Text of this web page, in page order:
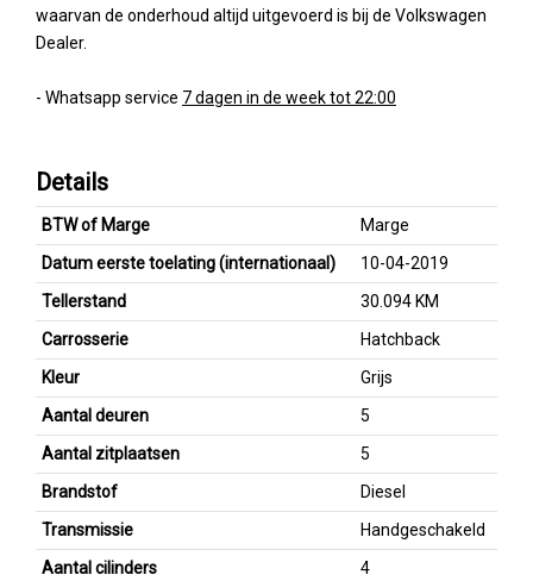
waarvan de onderhoud altijd uitgevoerd is bij de Volkswagen
Dealer.
- Whatsapp service 7 dagen in de week tot 22:00
Details
BTW of Marge
Marge
Datum eerste toelating (internationaal)
10-04-2019
Tellerstand
30.094 KM
Carrosserie
Hatchback
Kleur
Grijs
Aantal deuren
5
Aantal zitplaatsen
5
Brandstof
Diesel
Transmissie
Handgeschakeld
Aantal cilinders
4